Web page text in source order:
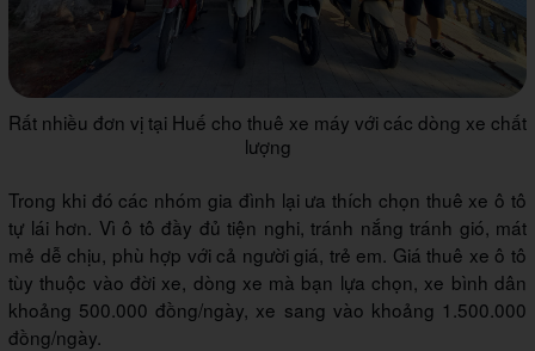
Rất nhiều đơn vị tại Huế cho thuê xe máy với các dòng xe chất
lượng
Trong khi đó các nhóm gia đình lại ưa thích chọn thuê xe ô tô
tự lái hơn. Vì ô tô đầy đủ tiện nghi, tránh nắng tránh gió, mát
mẻ dễ chịu, phù hợp với cả người giá, trẻ em. Giá thuê xe ô tô
tùy thuộc vào đời xe, dòng xe mà bạn lựa chọn, xe bình dân
khoảng 500.000 đồng/ngày, xe sang vào khoảng 1.500.000
đồng/ngày.